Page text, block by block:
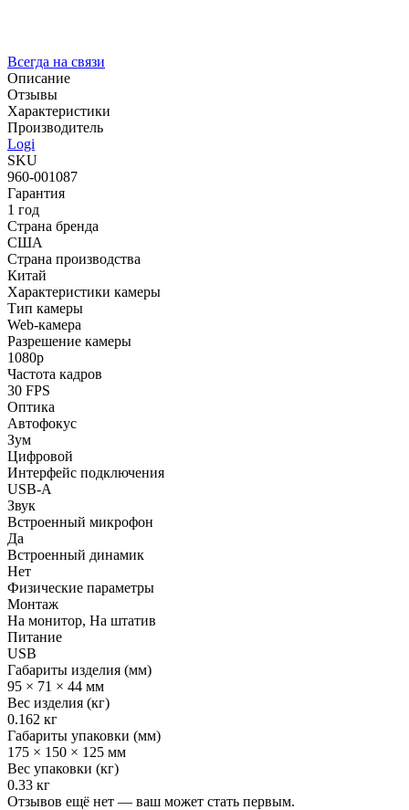
Всегда на связи
Описание
Отзывы
Характеристики
Производитель
Logi
SKU
960-001087
Гарантия
1 год
Страна бренда
США
Страна производства
Китай
Характеристики камеры
Тип камеры
Web-камера
Разрешение камеры
1080p
Частота кадров
30 FPS
Оптика
Автофокус
Зум
Цифровой
Интерфейс подключения
USB-A
Звук
Встроенный микрофон
Да
Встроенный динамик
Нет
Физические параметры
Монтаж
На монитор, На штатив
Питание
USB
Габариты изделия (мм)
95 × 71 × 44 мм
Вес изделия (кг)
0.162 кг
Габариты упаковки (мм)
175 × 150 × 125 мм
Вес упаковки (кг)
0.33 кг
Отзывов ещё нет — ваш может стать первым.